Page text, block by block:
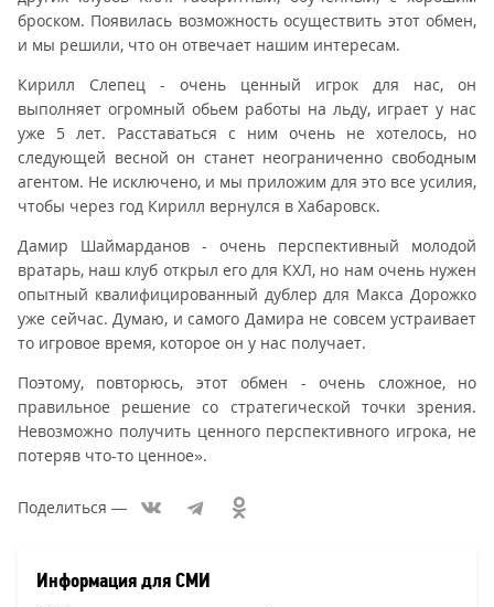
броском. Появилась возможность осуществить этот обмен,
и мы решили, что он отвечает нашим интересам.
Кирилл Слепец - очень ценный игрок для нас, он
выполняет огромный обьем работы на льду, играет у нас
уже 5 лет. Расставаться с ним очень не хотелось, но
следующей весной он станет неограниченно свободным
агентом. Не исключено, и мы приложим для это все усилия,
чтобы через год Кирилл вернулся в Хабаровск.
Дамир Шаймарданов - очень перспективный молодой
вратарь, наш клуб открыл его для КХЛ, но нам очень нужен
опытный квалифицированный дублер для Макса Дорожко
уже сейчас. Думаю, и самого Дамира не совсем устраивает
то игровое время, которое он у нас получает.
Поэтому, повторюсь, этот обмен - очень сложное, но
правильное решение со стратегической точки зрения.
Невозможно получить ценного перспективного игрока, не
потеряв что-то ценное».
Поделиться —
новостей:
Информация для СМИ